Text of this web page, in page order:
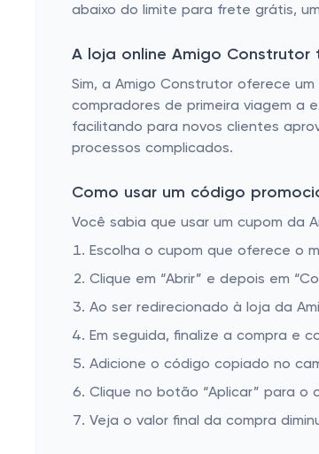
abaixo do limite para frete grátis,
A loja online Amigo
Sim, a Amigo Construtor oferece
compradores de primeira viagem a
facilitando para novos clientes
processos complicados.
Como usar um código
Você sabia que usar um cupom da
Escolha o cupom que oferece o
Clique em “Abrir” e depois em
Ao ser redirecionado à loja da
Em seguida, finalize a compra e
Adicione o código copiado no
Clique no botão “Aplicar” para o
Veja o valor final da compra